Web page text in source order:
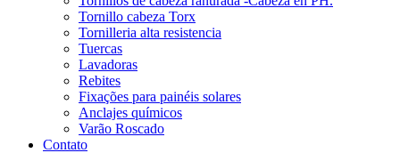
Tornillo cabeza Torx
Tornilleria alta resistencia
Tuercas
Lavadoras
Rebites
Fixações para painéis solares
Anclajes químicos
Varão Roscado
Contato